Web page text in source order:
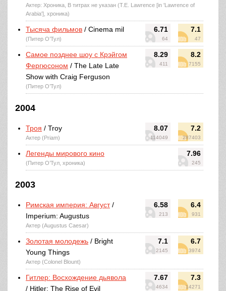
Актер: Хроника, В титрах не указан (T.E. Lawrence [in 'Lawrence of
Arabia'], хроника)
6.71
64
7.1
47
Тысяча фильмов / Cinema mil
(Питер О’Тул)
8.29
411
8.2
7155
Самое позднее шоу с Крэйгом
Фергюсоном / The Late Late
Show with Craig Ferguson
(Питер О’Тул)
2004
8.07
114049
7.2
287403
Троя / Troy
Актер (Priam)
7.96
245
Легенды мирового кино
(Питер О’Тул, хроника)
2003
6.58
213
6.4
931
Римская империя: Август/
Imperium: Augustus
Актер (Augustus Caesar)
7.1
2145
6.7
3974
Золотая молодежь / Bright
Young Things
Актер (Colonel Blount)
7.67
4634
7.3
14271
Гитлер: Восхождение дьявола
/ Hitler: The Rise of Evil